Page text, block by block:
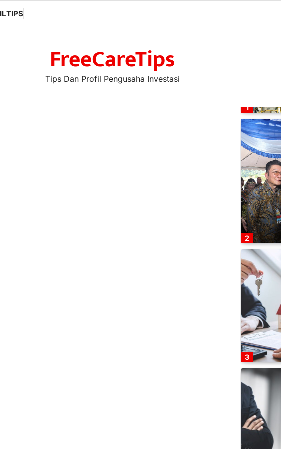
TIPS
FreeCareTips
Tips Dan Profil Pengusaha Investasi
1
2
3